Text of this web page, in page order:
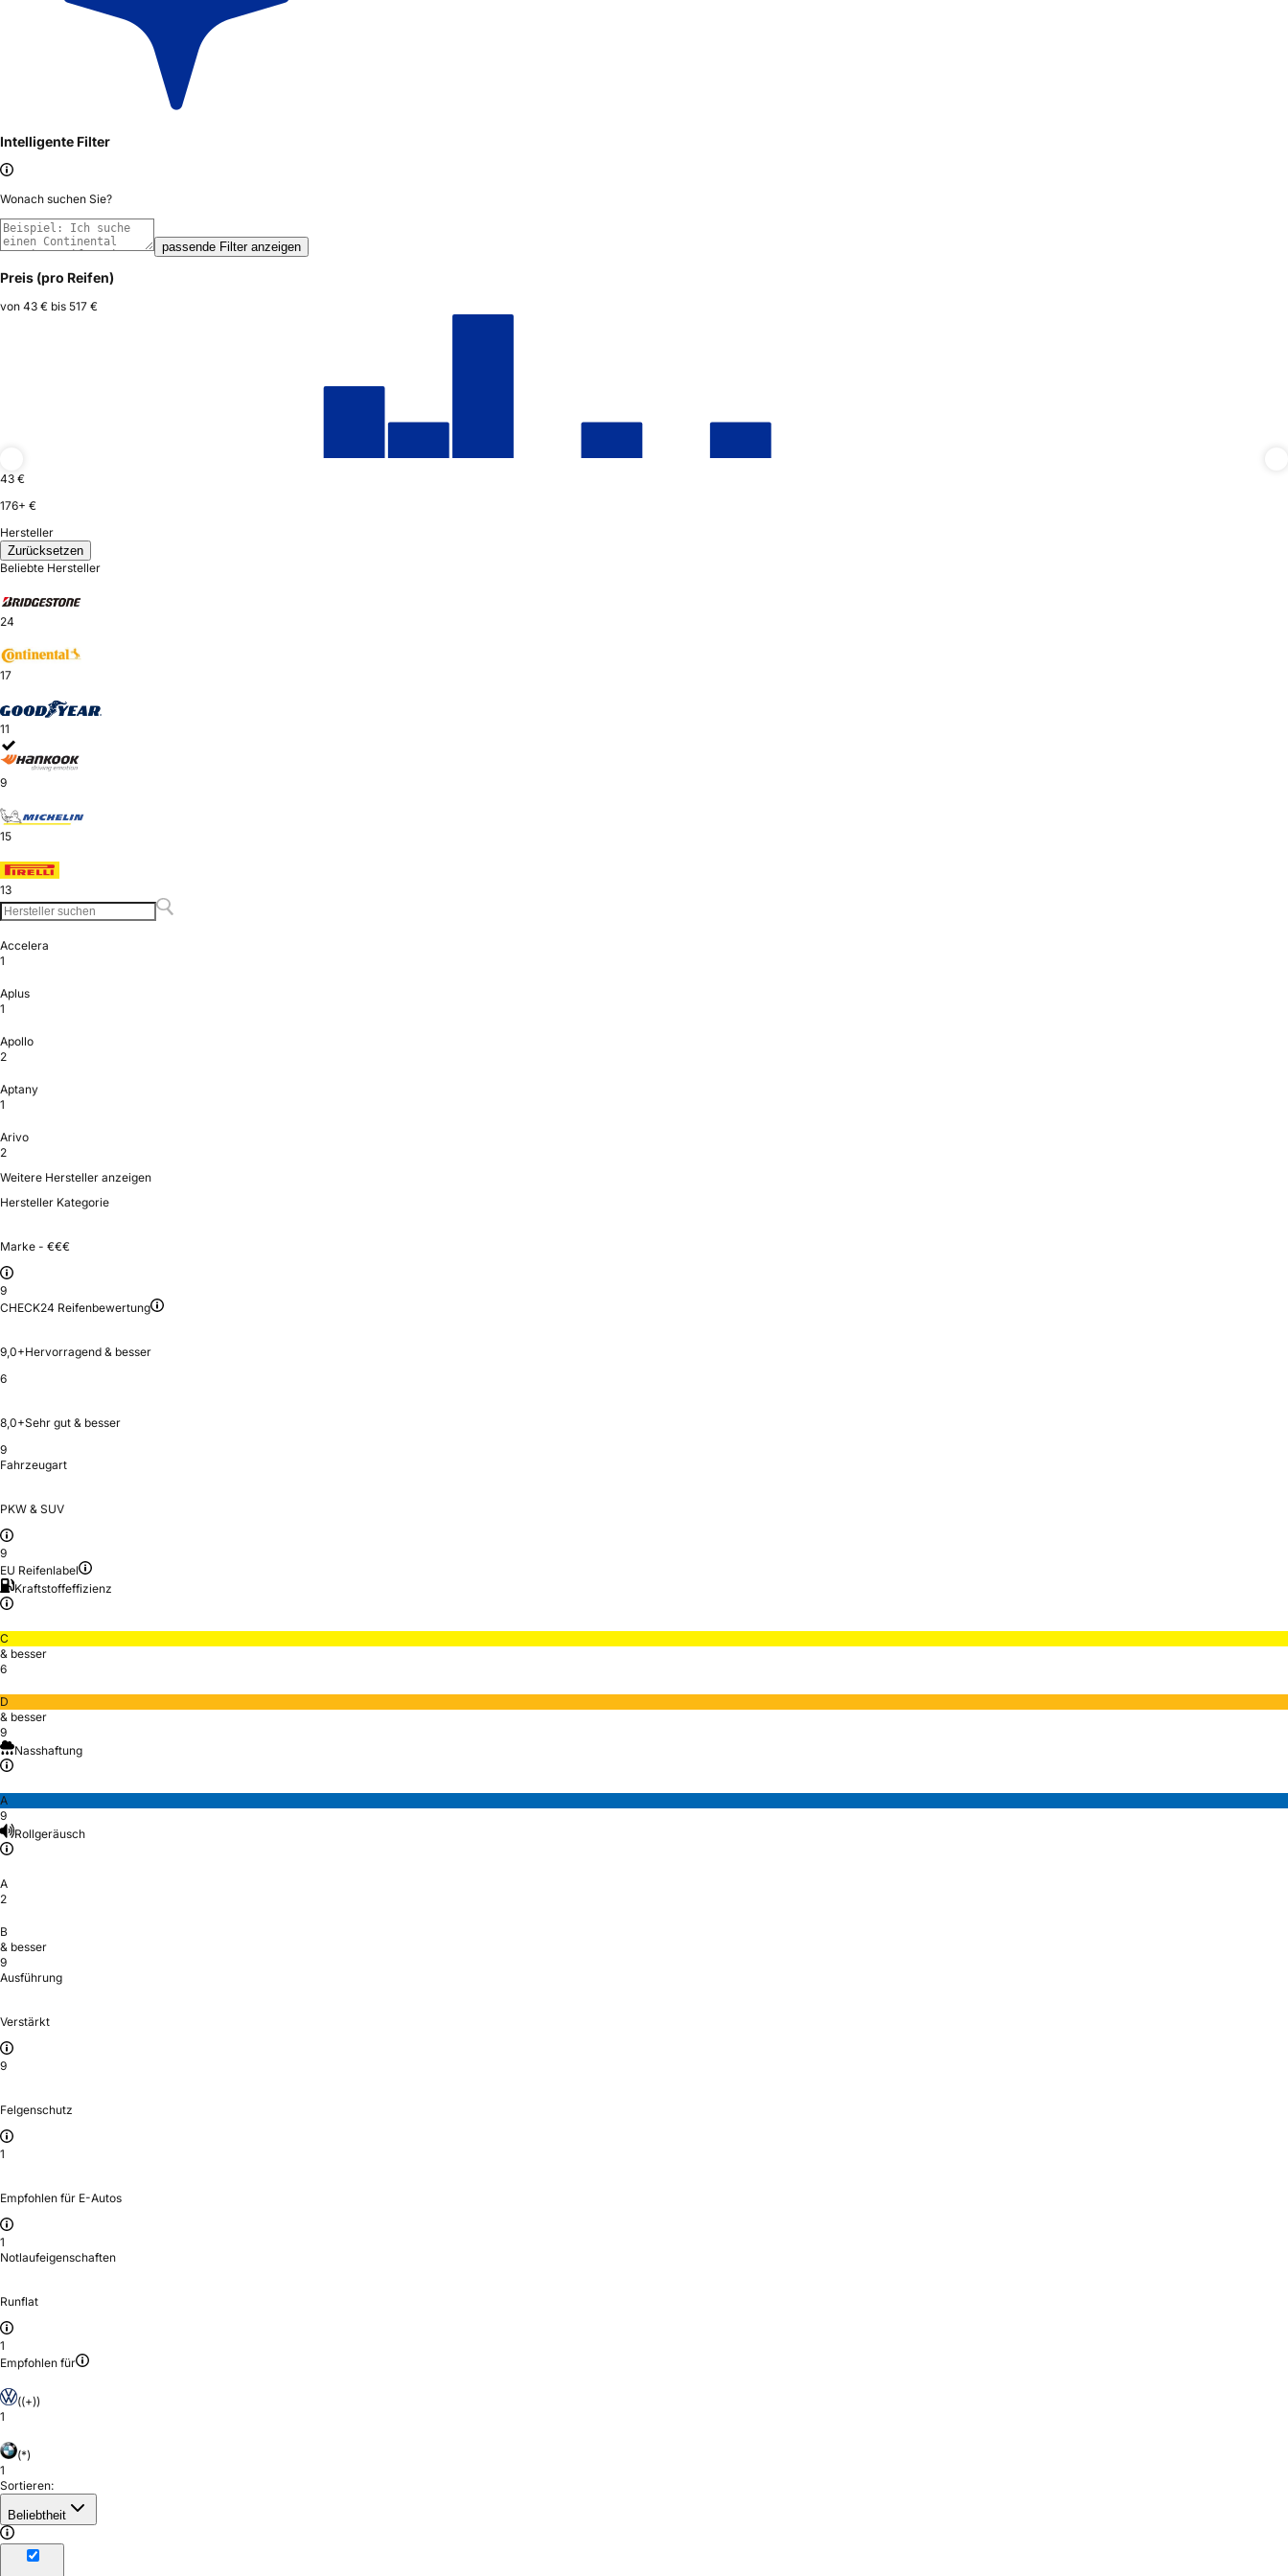
Intelligente Filter
Wonach suchen Sie?
passende Filter anzeigen
Preis (pro Reifen)
von 43 € bis 517 €
43 €
176+ €
Hersteller
Zurücksetzen
Beliebte Hersteller
24
17
11
9
15
13
Accelera
1
Aplus
1
Apollo
2
Aptany
1
Arivo
2
Weitere Hersteller anzeigen
Hersteller Kategorie
Marke - €€€
9
CHECK24 Reifenbewertung
9,0+Hervorragend & besser
6
8,0+Sehr gut & besser
9
Fahrzeugart
PKW & SUV
9
EU Reifenlabel
Kraftstoffeffizienz
C
& besser
6
D
& besser
9
Nasshaftung
A
9
Rollgeräusch
A
2
B
& besser
9
Ausführung
Verstärkt
9
Felgenschutz
1
Empfohlen für E-Autos
1
Notlaufeigenschaften
Runflat
1
Empfohlen für
((+))
1
(*)
1
Sortieren:
Beliebtheit